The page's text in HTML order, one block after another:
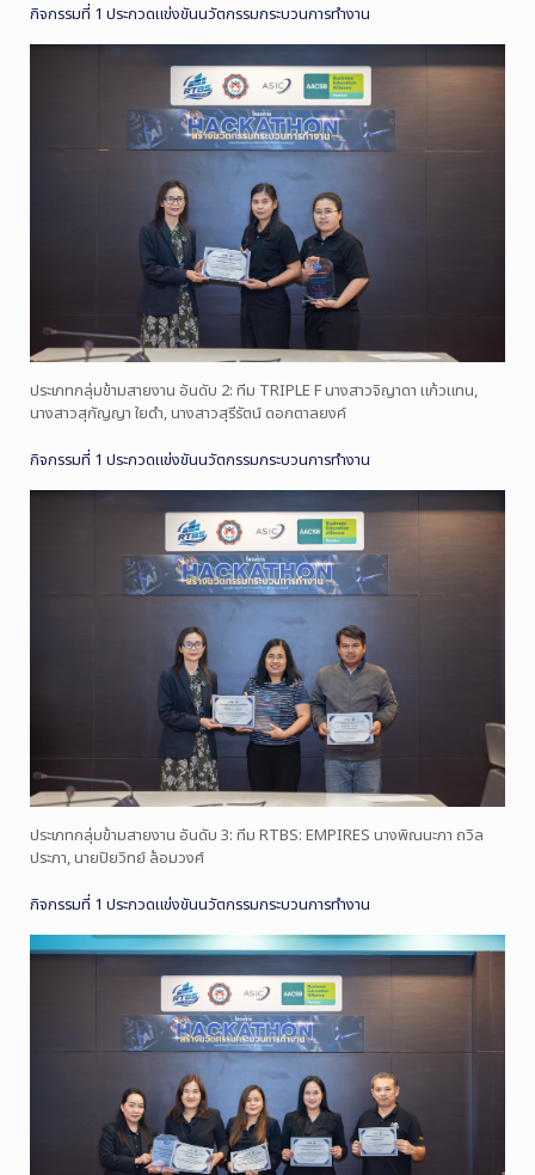
กิจกรรมที่ 1 ประกวดแข่งขันนวัตกรรมกระบวนการทำงาน
ประเภทกลุ่มข้ามสายงาน อันดับ 2: ทีม TRIPLE F นางสาวจิญาดา แก้วแทน,
นางสาวสุกัญญา ใยดำ, นางสาวสุรีรัตน์ ดอกตาลยงค์
กิจกรรมที่ 1 ประกวดแข่งขันนวัตกรรมกระบวนการทำงาน
ประเภทกลุ่มข้ามสายงาน อันดับ 3: ทีม RTBS: EMPIRES นางพิณนะภา ถวิล
ประภา, นายปิยวิทย์ ล้อมวงศ์
กิจกรรมที่ 1 ประกวดแข่งขันนวัตกรรมกระบวนการทำงาน